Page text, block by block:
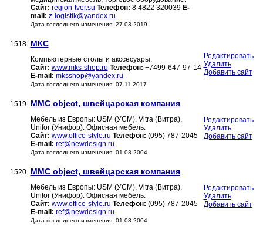
Сайт: region-tver.su Телефон: 8 4822 320039 E-
mail: z-logistik@yandex.ru
Дата последнего изменения: 27.03.2019
1518. МКС
Компьютерные столы и акссесуары.
Сайт: www.mks-shop.ru Телефон: +7499-647-97-14
E-mail: mksshop@yandex.ru
Дата последнего изменения: 07.11.2017
Редактировать
Удалить
Добавить сайт
1519. ММС object, швейцарская компания
Мебель из Европы: USM (УСМ), Vitra (Витра),
Unifor (Унифор). Офисная мебель.
Сайт: www.office-style.ru Телефон: (095) 787-2045
E-mail: ref@newdesign.ru
Дата последнего изменения: 01.08.2004
Редактировать
Удалить
Добавить сайт
1520. ММС object, швейцарская компания
Мебель из Европы: USM (УСМ), Vitra (Витра),
Unifor (Унифор). Офисная мебель.
Сайт: www.office-style.ru Телефон: (095) 787-2045
E-mail: ref@newdesign.ru
Дата последнего изменения: 01.08.2004
Редактировать
Удалить
Добавить сайт